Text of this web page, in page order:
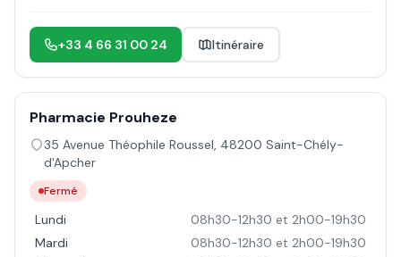
+33 4 66 31 00 24 Itinéraire
Pharmacie Prouheze
35 Avenue Théophile Roussel, 48200 Saint-Chély-
d'Apcher
Fermé
Lundi
08h30-12h30 et 2h00-19h30
Mardi
08h30-12h30 et 2h00-19h30